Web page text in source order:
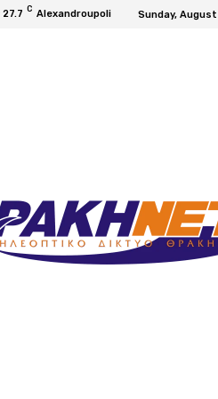
27.7 C Alexandroupoli Sunday,